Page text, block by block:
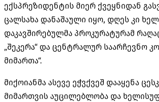
ექსპრეზიდენტის მიერ ქვეყნიდან
ცალსახა დანაშაული იყო, დღეს კი
დაკავშირებულმა პროკურატურამ
„შეკერა“ და ცენტრალურ საარჩევნო
მიმართა“.
მიქოიანმა ასევე ეჭვქვეშ დააყენა
მიმართვის აუცილებლობა და